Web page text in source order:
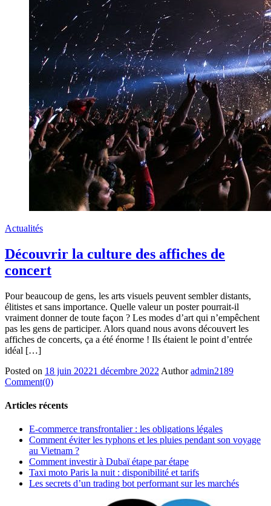
Actualités
Découvrir la culture des affiches de
concert
Pour beaucoup de gens, les arts visuels peuvent sembler distants,
élitistes et sans importance. Quelle valeur un poster pourrait-il
vraiment donner de toute façon ? Les modes d’art qui n’empêchent
pas les gens de participer. Alors quand nous avons découvert les
affiches de concerts, ça a été énorme ! Ils étaient le point d’entrée
idéal […]
Posted on 18 juin 20221 décembre 2022 Author admin2189
Comment(0)
Articles récents
E-commerce transfrontalier : les obligations légales
Comment éviter les typhons et les pluies pendant son voyage
au Vietnam ?
Comment investir à Dubaï étape par étape
Taxi moto Paris la nuit : disponibilité et tarifs
Les secrets d’un trading bot performant sur les marchés